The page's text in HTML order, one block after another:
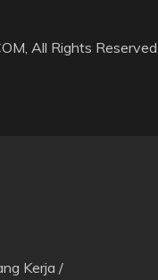
All Rights Reserved
Kerja /